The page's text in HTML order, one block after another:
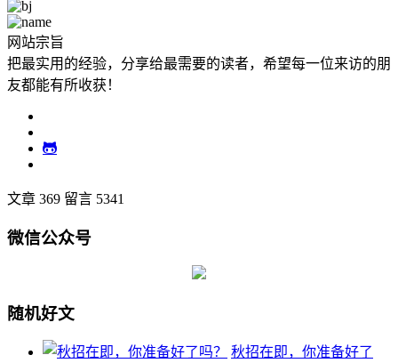
网站宗旨
把最实用的经验，分享给最需要的读者，希望每一位来访的朋
友都能有所收获！
文章 369 留言 5341
微信公众号
随机好文
秋招在即，你准备好了